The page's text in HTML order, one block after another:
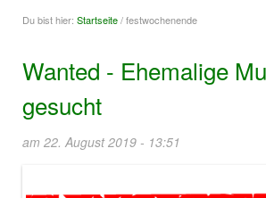
Du bist hier:
Sie sind hier
Startseite/ festwochenende
Wanted - Ehemalige
gesucht
am 22. August 2019 - 13:51